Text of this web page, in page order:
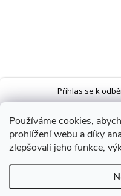
Používáme cookies,
prohlížení webu a díky
zlepšovali jeho funkce,
Přihlas se k
ZískášSLEVU 5 %na
novinkám, slevám a
Ano,
Zásady